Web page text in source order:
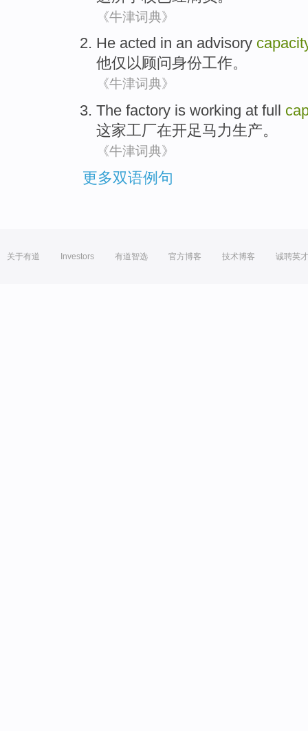
《牛津词典》
He acted in an advisory
他仅 以顾问身份工作。
《牛津词典》
The factory is working at full
这家工厂在开足马力生产。
《牛津词典》
更多双语例句
关于有道 Investors 有道智选 官方博客 技术博客 诚聘英才